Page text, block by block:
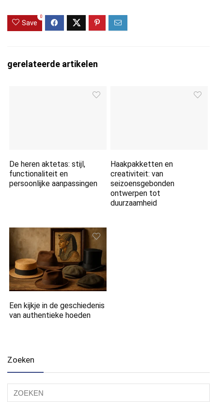
Save
0
gerelateerde artikelen
De heren aktetas: stijl,
functionaliteit en
persoonlijke aanpassingen
Haakpakketten en
creativiteit: van
seizoensgebonden
ontwerpen tot
duurzaamheid
Een kijkje in de geschiedenis
van authentieke hoeden
Zoeken